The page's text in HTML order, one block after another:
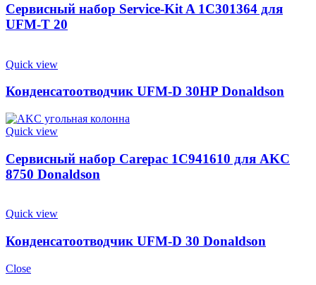
Сервисный набор Service-Kit A 1C301364 для
UFM-T 20
Quick view
Конденсатоотводчик UFM-D 30HP Donaldson
Quick view
Сервисный набор Carepac 1C941610 для AKC
8750 Donaldson
Quick view
Конденсатоотводчик UFM-D 30 Donaldson
Close